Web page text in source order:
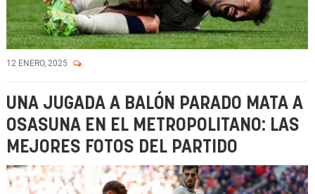
12 ENERO, 2025
UNA JUGADA A BALÓN PARADO MATA A
OSASUNA EN EL METROPOLITANO: LAS
MEJORES FOTOS DEL PARTIDO